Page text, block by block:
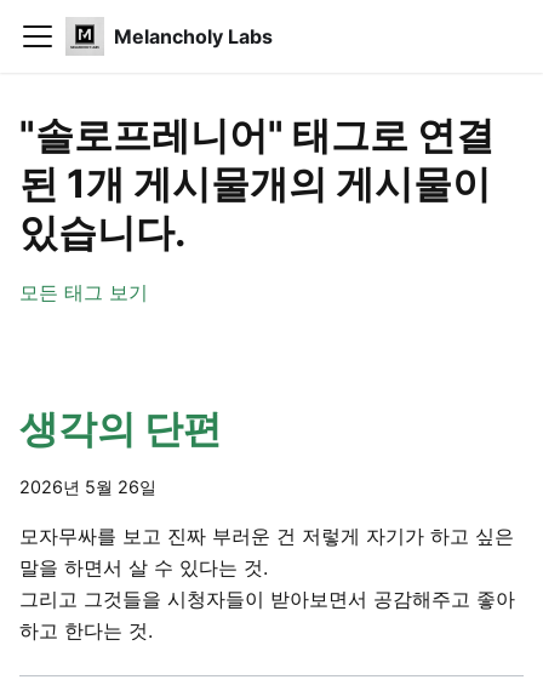
Melancholy Labs
"솔로프레니어" 태그로 연결
된 1개 게시물개의 게시물이
있습니다.
모든 태그 보기
생각의 단편
2026년 5월 26일
모자무싸를 보고 진짜 부러운 건 저렇게 자기가 하고 싶은
말을 하면서 살 수 있다는 것.
그리고 그것들을 시청자들이 받아보면서 공감해주고 좋아
하고 한다는 것.